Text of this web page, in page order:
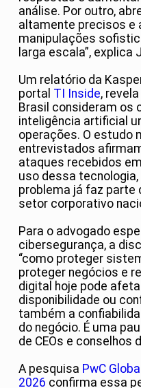
análise. Por outro,
altamente precisos e
manipulações
larga escala”, explica
Um relatório da
portal TI Inside,
Brasil consideram os
inteligência artificial
operações. O estudo
entrevistados
ataques recebidos
uso dessa
problema já faz parte
setor corporativo
Para o advogado
cibersegurança, a
“como proteger
proteger negócios e
digital hoje pode
disponibilidade ou
também a
do negócio. É uma
de CEOs e conselhos
A pesquisa PwC
2026 confirma essa